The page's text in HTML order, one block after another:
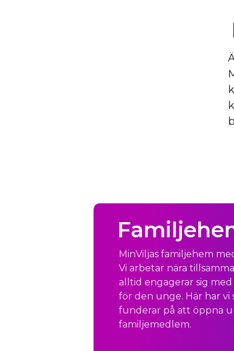
MinViljas familjehem
Vi arbetar nära
alltid engagerar sig
för den unge. Här har vi
funderar på att öppna
familjemedlem.